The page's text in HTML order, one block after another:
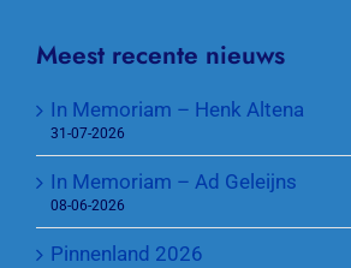
Meest recente nieuws
In Memoriam – Henk Altena
31-07-2026
In Memoriam – Ad Geleijns
08-06-2026
Pinnenland 2026